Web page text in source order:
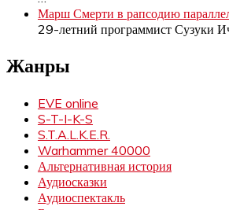
Марш Смерти в рапсодию
29-летний программист Сузуки
Жанры
EVE online
S-T-I-K-S
S.T.A.L.K.E.R.
Warhammer 40000
Альтернативная история
Аудиосказки
Аудиоспектакль